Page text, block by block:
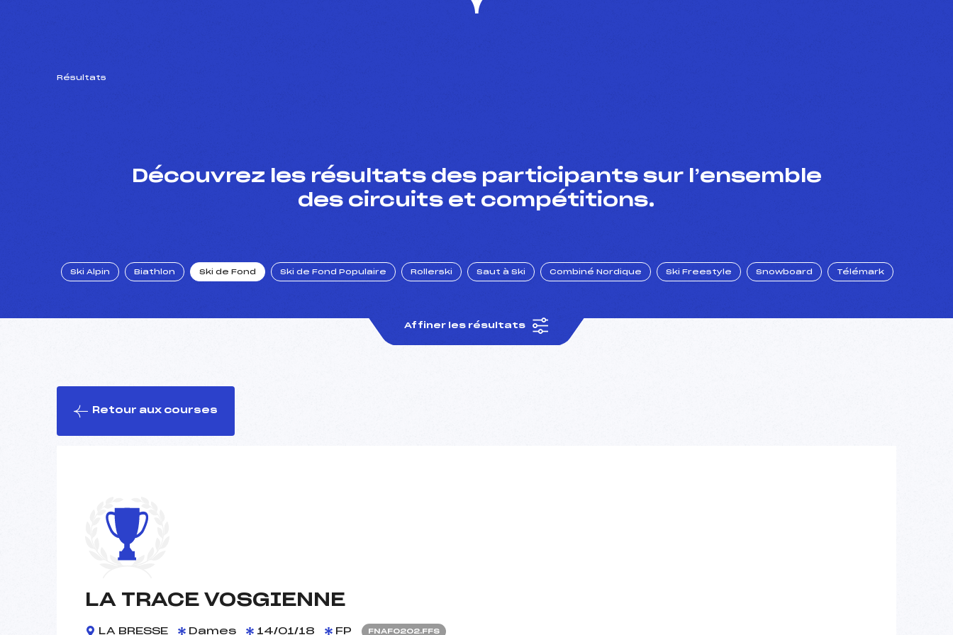
Résultats
Découvrez les résultats des participants sur l’ensemble
des circuits et compétitions.
Ski Alpin Biathlon Ski de Fond Ski de Fond Populaire Rollerski Saut à Ski Combiné Nordique Ski Freestyle Snowboard Télémark
Affiner les résultats
Retour aux courses
LA TRACE VOSGIENNE
LA BRESSE Dames 14/01/18 FP FNAF0202.FFS